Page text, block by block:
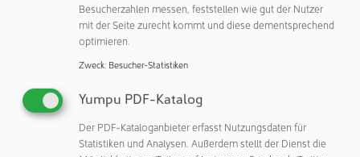
fortzuschreiben“, betont Erich Pably. Mit diesem Fokus auf
Wachstum und Innovation ist die Schreiner Group bereit,
ihre Position als führendes Unternehmen in der Branche
weiter auszubauen und dabei Hightech-Lösungen für ihre
Kunden zu bieten. Das fünfjährige Jubiläum in Dorfen ist
nicht nur ein Grund zum Feiern, sondern auch ein
spannender Auftakt für die kommenden Jahre.
Besucherzahlen messen, feststellen wie gut der Nutzer
mit der Seite zurecht kommt und diese dementsprechend
optimieren.
Zweck: Besucher-Statistiken
Yumpu PDF-Katalog
Der PDF-Kataloganbieter erfasst Nutzungsdaten für
Statistiken und Analysen. Außerdem stellt der Dienst die